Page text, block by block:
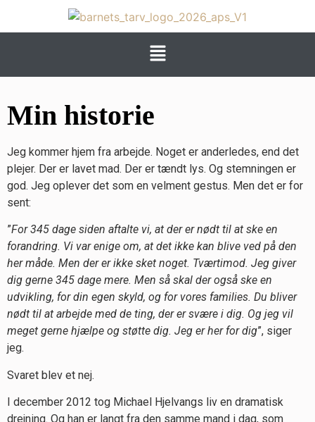
Min historie
Jeg kommer hjem fra arbejde. Noget er anderledes, end det
plejer. Der er lavet mad. Der er tændt lys. Og stemningen er
god. Jeg oplever det som en velment gestus. Men det er for
sent:
”For 345 dage siden aftalte vi, at der er nødt til at ske en
forandring. Vi var enige om, at det ikke kan blive ved på den
her måde. Men der er ikke sket noget. Tværtimod. Jeg giver
dig gerne 345 dage mere. Men så skal der også ske en
udvikling, for din egen skyld, og for vores families. Du bliver
nødt til at arbejde med de ting, der er svære i dig. Og jeg vil
meget gerne hjælpe og støtte dig. Jeg er her for dig”, siger
jeg.
Svaret blev et nej.
I december 2012 tog Michael Hjelvangs liv en dramatisk
drejning. Og han er langt fra den samme mand i dag, som